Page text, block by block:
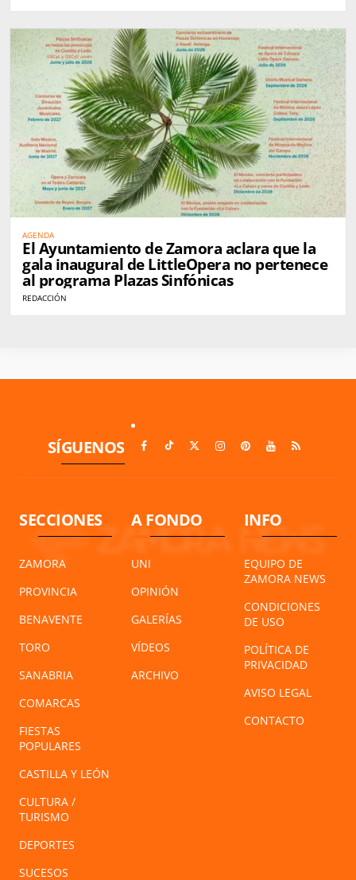
AGENDA
El Ayuntamiento de Zamora aclara que la
gala inaugural de LittleOpera no pertenece
al programa Plazas Sinfónicas
REDACCIÓN
SÍGUENOS
SECCIONES
ZAMORA
PROVINCIA
BENAVENTE
TORO
SANABRIA
COMARCAS
FIESTAS
POPULARES
CASTILLA Y LEÓN
CULTURA /
TURISMO
DEPORTES
SUCESOS
A FONDO
UNI
OPINIÓN
GALERÍAS
VÍDEOS
ARCHIVO
INFO
EQUIPO DE
ZAMORA NEWS
CONDICIONES
DE USO
POLÍTICA DE
PRIVACIDAD
AVISO LEGAL
CONTACTO